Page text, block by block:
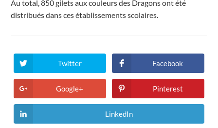
Au total, 850 gilets aux couleurs des Dragons ont été
distribués dans ces établissements scolaires.
Ouvrir
dans
une
autre
fenêtre
Twitter
Ouvrir
dans
une
autre
fenêtre
Facebook
Ouvrir
dans
une
Google+
Ouvrir
dans
une
Pinterest
Ouvrir
dans
LinkedIn